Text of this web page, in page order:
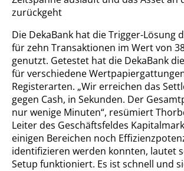
zurückgeht
Die DekaBank hat die Trigger-Lösung
für zehn Transaktionen im Wert von
genutzt. Getestet hat die DekaBank
für verschiedene
Registerarten. „Wir erreichen das
gegen Cash, in Sekunden. Der
nur wenige Minuten“, resümiert
Leiter des Geschäftsfeldes
einigen Bereichen noch
identifizieren werden konnten, lautet
Setup funktioniert. Es ist schnell und